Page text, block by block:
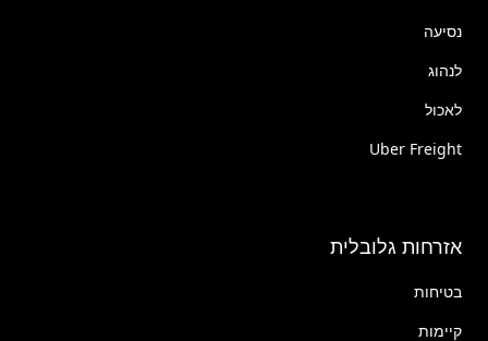
נסיעה
לנהוג
לאכול
Uber Freight
אזרחות גלובלית
בטיחות
קיימות